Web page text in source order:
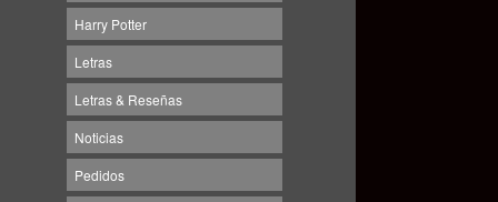
Harry Potter
Letras
Letras & Reseñas
Noticias
Pedidos